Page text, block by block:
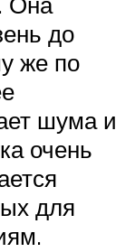
до
же по
шума и
очень
для